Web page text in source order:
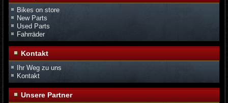
Bikes on store
New Parts
Used Parts
Fahrräder
Kontakt
Ihr Weg zu uns
Kontakt
Unsere Partner